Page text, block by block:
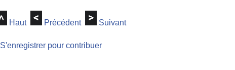
Haut Précédent Suivant
S'enregistrer pour contribuer